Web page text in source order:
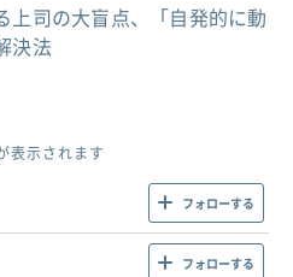
上司の大盲点、「自発的に動
決法
表示されます
フォローする
フォローする